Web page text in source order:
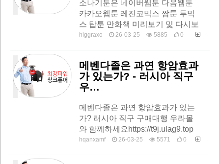
소나기툰은 네이버웹툰 다음웹툰
카카오웹툰 레진코믹스 짬툰 투믹
스 탑툰 만화책 미리보기 및 다시보
기를 제공합니다무료웹툰 | 소나기
리보기,유료만…
hlggraxo 26-03-25 5885 0
메벤다졸은 과연 항암효과
가 있는가? - 러시아 직구
우…
메벤다졸은 과연 항암효과가 있는
가? 러시아 직구 구매대행 우라몰
와 함께하세요https://t9j.ulag9.top
#메벤다졸항암효과 #메벤다졸부
hqanxamf 26-03-25 5571 0